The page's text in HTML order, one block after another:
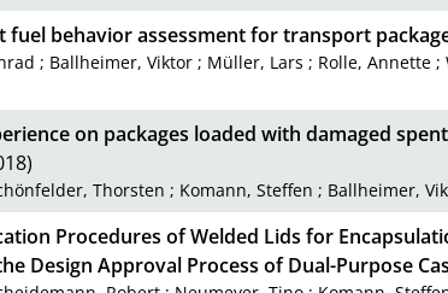
fuel behavior assessment for transport
; Ballheimer, Viktor ; Müller, Lars ; Rolle, Annette ;
on packages loaded with damaged
Thorsten ; Komann, Steffen ; Ballheimer,
Procedures of Welded Lids for
Design Approval Process of Dual-Purpose